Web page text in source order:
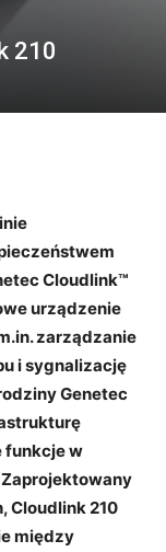
210
Cloudlink™
urządzenie
zarządzanie
i sygnalizację
Genetec
funkcje w
Cloudlink 210
między